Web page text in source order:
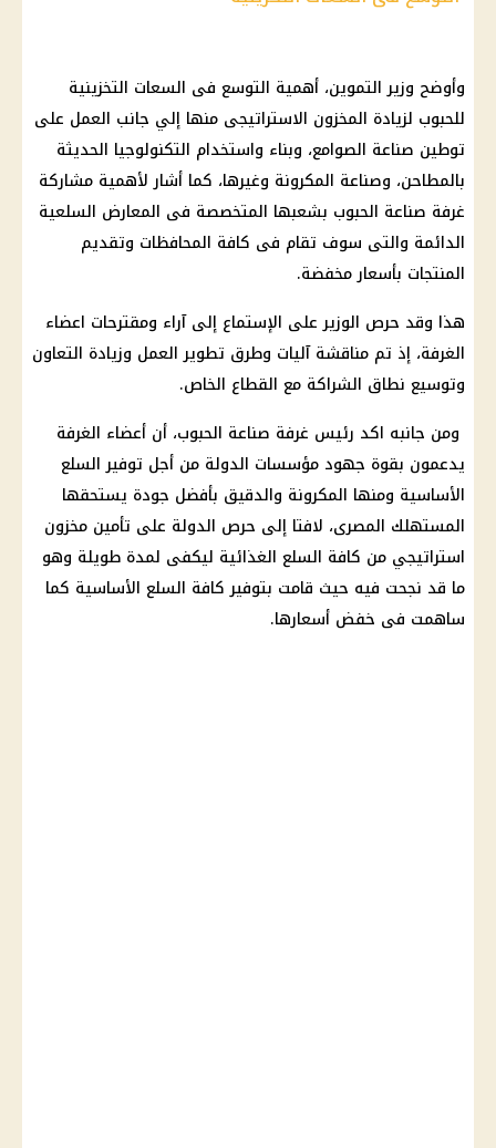
وأوضح وزير التموين، أهمية التوسع فى السعات التخزينية
للحبوب لزيادة المخزون الاستراتيجى منها إلي جانب العمل على
توطين صناعة الصوامع، وبناء واستخدام التكنولوجيا الحديثة
بالمطاحن، وصناعة المكرونة وغيرها، كما أشار لأهمية مشاركة
غرفة صناعة الحبوب بشعبها المتخصصة فى المعارض السلعية
الدائمة والتى سوف تقام فى كافة المحافظات وتقديم
المنتجات بأسعار مخفضة.
هذا وقد حرص الوزير على الإستماع إلى آراء ومقترحات اعضاء
الغرفة، إذ تم مناقشة آليات وطرق تطوير العمل وزيادة التعاون
وتوسيع نطاق الشراكة مع القطاع الخاص.
ومن جانبه اكد رئيس غرفة صناعة الحبوب، أن أعضاء الغرفة
يدعمون بقوة جهود مؤسسات الدولة من أجل توفير السلع
الأساسية ومنها المكرونة والدقيق بأفضل جودة يستحقها
المستهلك المصرى، لافتا إلى حرص الدولة على تأمين مخزون
استراتيجي من كافة السلع الغذائية ليكفى لمدة طويلة وهو
ما قد نجحت فيه حيث قامت بتوفير كافة السلع الأساسية كما
ساهمت فى خفض أسعارها.